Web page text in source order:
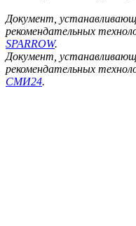
Документ,
рекомендательных
SPARROW.
Документ,
рекомендательных
СМИ24.